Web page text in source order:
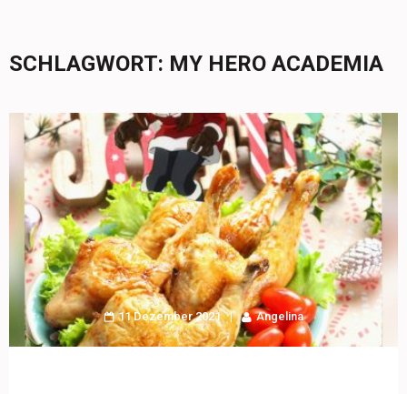
SCHLAGWORT: MY HERO ACADEMIA
11 Dezember 2021 Angelina